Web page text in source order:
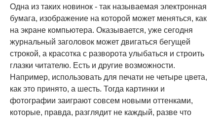
Одна из таких новинок - так называемая электронная
бумага, изображение на которой может меняться, как
на экране компьютера. Оказывается, уже сегодня
журнальный заголовок может двигаться бегущей
строкой, а красотка с разворота улыбаться и строить
глазки читателю. Есть и другие возможности.
Например, использовать для печати не четыре цвета,
как это принято, а шесть. Тогда картинки и
фотографии заиграют совсем новыми оттенками,
которые, правда, разглядит не каждый, разве что